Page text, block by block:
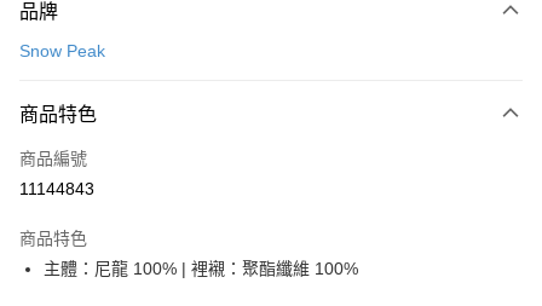
信用卡一次付款
Apple Pay
悠遊付
7-11取貨(快速到店)
品牌
Snow Peak
商品特色
商品編號
11144843
商品特色
主體：尼龍 100% | 裡襯：聚酯纖維 100%